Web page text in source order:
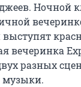
Ночной
вечеринка
разных
музыки.